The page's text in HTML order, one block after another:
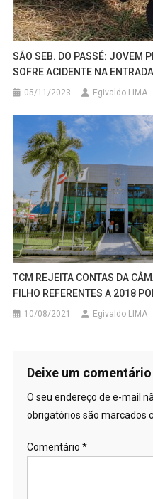
SÃO SEB. DO PASSÉ: JOVEM
SOFRE ACIDENTE NA
05/11/2023 Egivaldo LIMA
TCM REJEITA CONTAS DA
FILHO REFERENTES A 2018
10/08/2021 Egivaldo LIMA
Deixe um comentário
O seu endereço de e-mail
obrigatórios são marcados
Comentário *